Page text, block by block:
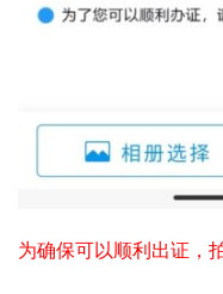
为确保可以顺利出证，